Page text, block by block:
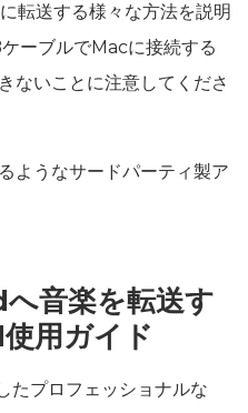
転送する様々な方法を説明
ーブルでMacに接続する
ないことに注意してくださ
ようなサードパーティ製ア
音楽を転送す
用ガイド
たプロフェッショナルな